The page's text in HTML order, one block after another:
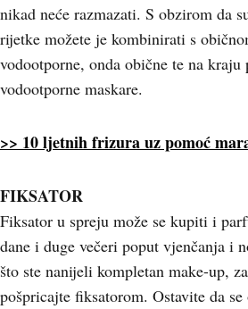
nikad neće razmazati. S obzirom da
rijetke možete je kombinirati s
vodootporne, onda obične te na
vodootporne maskare.
>> 10 ljetnih frizura uz pomoć
FIKSATOR
Fiksator u spreju može se kupiti i
dane i duge večeri poput vjenčanja i
što ste nanijeli kompletan make-up,
pošpricajte fiksatorom. Ostavite da